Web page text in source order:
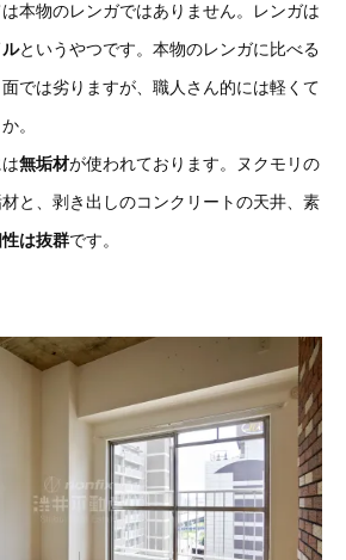
本物のレンガではありません。レンガは
というやつです。本物のレンガに比べる
では劣りますが、職人さん的には軽くて
。
無垢材が使われております。ヌクモリの
と、剥き出しのコンクリートの天井、素
は抜群です。